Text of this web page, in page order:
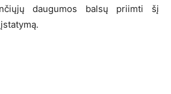
daugumos balsų priimti šį